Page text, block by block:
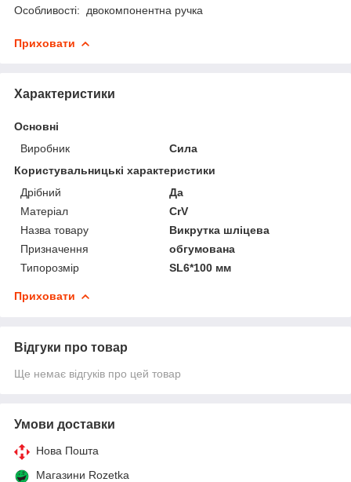
Особливості: двокомпонентна ручка
Приховати
Характеристики
Основні
Виробник
Сила
Користувальницькі характеристики
Дрібний
Да
Матеріал
CrV
Назва товару
Викрутка шліцева
Призначення
обгумована
Типорозмір
SL6*100 мм
Приховати
Відгуки про товар
Ще немає відгуків про цей товар
Умови доставки
Нова Пошта
Магазини Rozetka